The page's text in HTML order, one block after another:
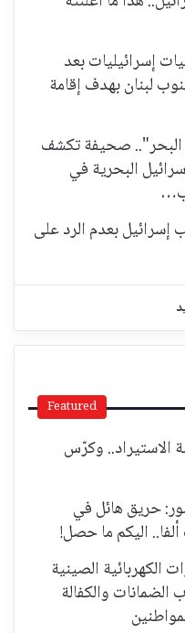
10 فتيات إسرائيليات بعد
لبنان بهدف إقامة
صحيفة تكشف
البحرية في
إسرائيل بعدم الرد على
Featured
الاستيراد.. وكرّس
حريق هائل في
اليكم ما حصل!
الكهربائية الصينية
الضمانات والكفالة